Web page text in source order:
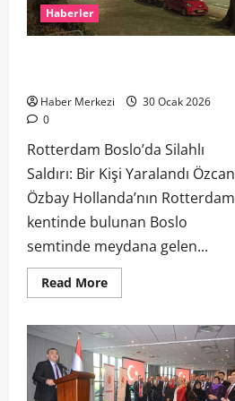
Haberler
Haber Merkezi
30 Ocak 2026
0
Rotterdam Boslo’da Silahlı
Saldırı: Bir Kişi Yaralandı Özcan
Özbay Hollanda’nın Rotterdam
kentinde bulunan Boslo
semtinde meydana gelen...
Read More